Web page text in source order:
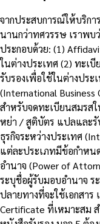
จากประสบการณ์ให้บริก
นานกว่าทศวรรษ เราพ
ประกอบด้วย: (1)
ในต่างประเทศ (2) ทะเ
รับรองเพื่อใช้ในต่างปร
(International
สำหรับจดทะเบียนสมรส
หย่า / สูติบัตร แปลและรั
ธุรกิจระหว่างประเทศ
แต่ละประเภทมีข้อกำหน
อำนาจ (Power of
ระบุชื่อผู้รับมอบอำนาจ ร
ปลายทางที่จะใช้เอกสา
Certificate ที่เหมาะสม